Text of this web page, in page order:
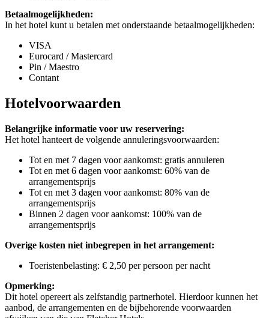
Betaalmogelijkheden:
In het hotel kunt u betalen met onderstaande betaalmogelijkheden:
VISA
Eurocard / Mastercard
Pin / Maestro
Contant
Hotelvoorwaarden
Belangrijke informatie voor uw reservering:
Het hotel hanteert de volgende annuleringsvoorwaarden:
Tot en met 7 dagen voor aankomst: gratis annuleren
Tot en met 6 dagen voor aankomst: 60% van de
arrangementsprijs
Tot en met 3 dagen voor aankomst: 80% van de
arrangementsprijs
Binnen 2 dagen voor aankomst: 100% van de
arrangementsprijs
Overige kosten niet inbegrepen in het arrangement:
Toeristenbelasting: € 2,50 per persoon per nacht
Opmerking:
Dit hotel opereert als zelfstandig partnerhotel. Hierdoor kunnen het
aanbod, de arrangementen en de bijbehorende voorwaarden